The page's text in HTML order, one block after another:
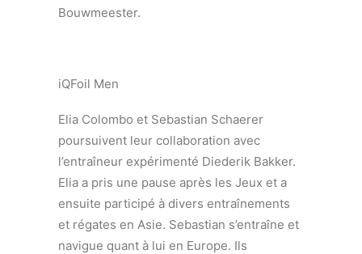
Bouwmeester.
iQFoil Men
Elia Colombo et Sebastian Schaerer
poursuivent leur collaboration avec
l’entraîneur expérimenté Diederik Bakker.
Elia a pris une pause après les Jeux et a
ensuite participé à divers entraînements
et régates en Asie. Sebastian s’entraîne et
navigue quant à lui en Europe. Ils